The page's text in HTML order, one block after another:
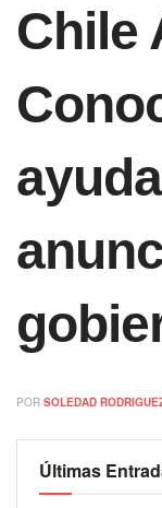
Chile
POR SOLEDAD
Últimas